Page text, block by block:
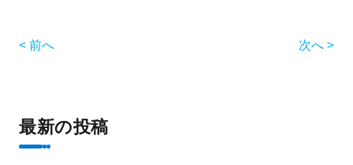
< 前へ 次へ >
最新の投稿